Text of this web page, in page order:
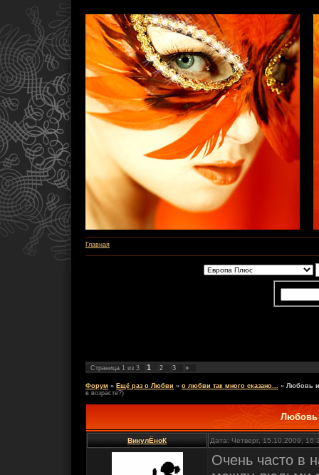
Главная
Страница 1 из 3 1 2 3 »
Форум » Ещё раз о Любви » о любви так много сказано... » Любовь и
в возрасте?)
Любовь
ВикулЁноК Дата: Четверг, 15.10.2009,
Очень часто в